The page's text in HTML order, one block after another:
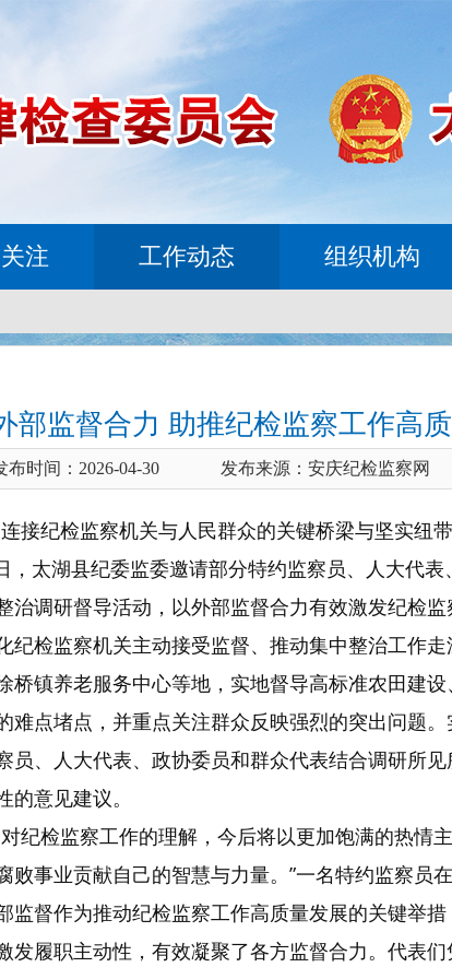
注 工作动态 组织机构
部监督合力 助推纪检监察工作高
布时间：2026-04-30 发布来源：安庆纪检监察网
接纪检监察机关与人民群众的关键桥梁与坚实纽
太湖县纪委监委邀请部分特约监察员、人大代
调研督导活动，以外部监督合力有效激发纪检监
纪检监察机关主动接受监督、推动集中整治工作
镇养老服务中心等地，实地督导高标准农田建设
难点堵点，并重点关注群众反映强烈的突出问题
员、人大代表、政协委员和群众代表结合调研所
意见建议。
纪检监察工作的理解，今后将以更加饱满的热情
事业贡献自己的智慧与力量。”一名特约监察员
监督作为推动纪检监察工作高质量发展的关键举
发履职主动性，有效凝聚了各方监督合力。代表